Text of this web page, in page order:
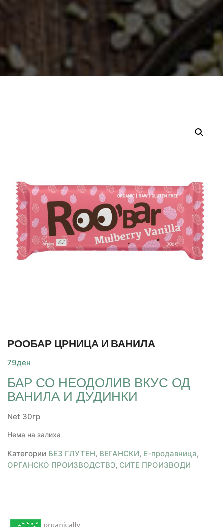
РООБАР ЦРНИЦА И ВАНИЛА
79ден
БАР СО НЕОДОЛИВ ВКУС ОД
ВАНИЛА И ДУДИНКИ
Net 30гр
Нема на залиха
Категории БЕЗ ГЛУТЕН, ВЕГАНСКИ, Е-продавница,
ОРГАНСКО ПРОИЗВОДСТВО, СИТЕ ПРОИЗВОДИ